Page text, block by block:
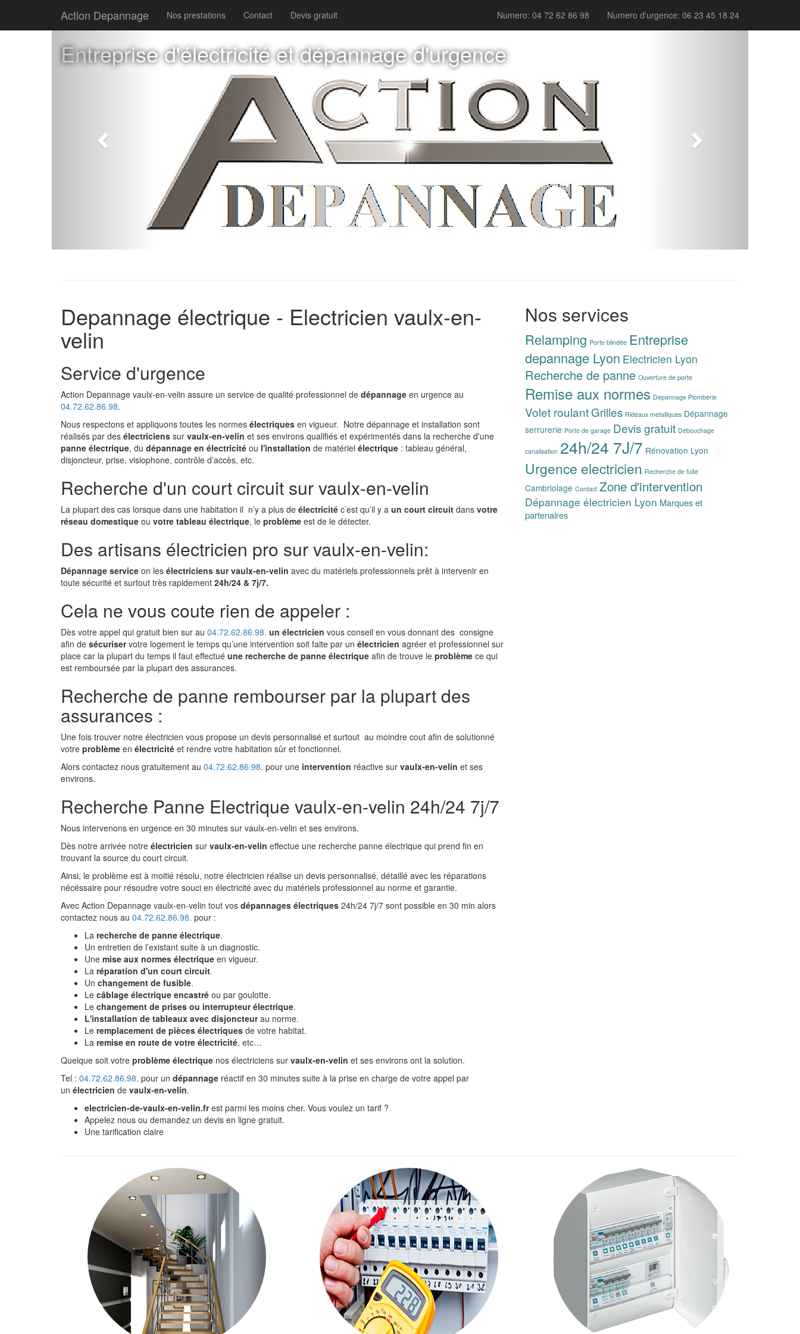
Action Depannage Nos prestations Contact Devis gratuit Numero: 04 72 62 86 98 Numero d'urgence: 06 23 45 18 24
Entreprise d'électricité et dépannage d'urgence
Depannage électrique - Electricien vaulx-en-
velin
Service d'urgence
Action Depannage vaulx-en-velin assure un service de qualité professionnel de dépannage en urgence au
04.72.62.86.98.
Nous respectons et appliquons toutes les normes électriques en vigueur. Notre dépannage et installation sont
réalisés par des électriciens sur vaulx-en-velin et ses environs qualifiés et expérimentés dans la recherche d'une
panne électrique, du dépannage en électricité ou l'installation de matériel électrique : tableau général,
disjoncteur, prise, visiophone, contrôle d’accès, etc.
Recherche d'un court circuit sur vaulx-en-velin
La plupart des cas lorsque dans une habitation il n’y a plus de électricité c’est qu’il y a un court circuit dans votre
réseau domestique ou votre tableau électrique, le problème est de le détecter.
Des artisans électricien pro sur vaulx-en-velin:
Dépannage service on les électriciens sur vaulx-en-velin avec du matériels professionnels prêt à intervenir en
toute sécurité et surtout très rapidement 24h/24 & 7j/7.
Cela ne vous coute rien de appeler :
Dès votre appel qui gratuit bien sur au 04.72.62.86.98. un électricien vous conseil en vous donnant des consigne
afin de sécuriservotre logement le temps qu’une intervention soit faite par un électricien agréer et professionnel sur
place car la plupart du temps il faut effectué une recherche de panne électrique afin de trouve le problème ce qui
est remboursée par la plupart des assurances.
Recherche de panne rembourser par la plupart des
assurances :
Une fois trouver notre électricien vous propose un devis personnalisé et surtout au moindre cout afin de solutionné
votre problème en électricité et rendre votre habitation sûr et fonctionnel.
Alors contactez nous gratuitement au 04.72.62.86.98. pour une intervention réactive sur vaulx-en-velin et ses
environs.
Recherche Panne Electrique vaulx-en-velin 24h/24 7j/7
Nous intervenons en urgence en 30 minutes sur vaulx-en-velin et ses environs.
Dès notre arrivée notre électricien sur vaulx-en-velin effectue une recherche panne électrique qui prend fin en
trouvant la source du court circuit.
Ainsi, le problème est à moitié résolu, notre électricien réalise un devis personnalisé, détaillé avec les réparations
nécéssaire pour résoudre votre souci en électricité avec du matériels professionnel au norme et garantie.
Avec Action Depannage vaulx-en-velin tout vos dépannages électriques 24h/24 7j/7 sont possible en 30 min alors
contactez nous au 04.72.62.86.98. pour :
La recherche de panne électrique.
Un entretien de l’existant suite à un diagnostic.
Une mise aux normes électrique en vigueur.
La réparation d'un court circuit.
Un changement de fusible.
Le câblage électrique encastré ou par goulotte.
Le changement de prises ou interrupteur électrique.
L'installation de tableaux avec disjoncteurau norme.
Le remplacement de pièces électriques de votre habitat.
La remise en route de votre électricité, etc…
Quelque soit votre problème électrique nos électriciens sur vaulx-en-velin et ses environs ont la solution.
Tel : 04.72.62.86.98. pour un dépannage réactif en 30 minutes suite à la prise en charge de votre appel par
un électricien de vaulx-en-velin.
electricien-de-vaulx-en-velin.frest parmi les moins cher. Vous voulez un tarif ?
Appelez nous ou demandez un devis en ligne gratuit.
Une tarification claire
Nos services
Relamping Porte blindée Entreprise
depannage Lyon Electricien Lyon
Recherche de panne Ouverture de porte
Remise aux normes Depannage Plomberie
Volet roulantGrilles Rideaux metalliques Dépannage
serrurerie Porte de garage Devis gratuit Débouchage
canalisation 24h/24 7J/7 Rénovation Lyon
Urgence electricien Recherche de fuite
Cambriolage Contact Zone d'intervention
Dépannage électricien Lyon Marques et
partenaires